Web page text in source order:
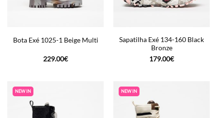
Bota Exé 1025-1 Beige Multi
229.00€
Sapatilha Exé 134-160 Black
Bronze
179.00€
NEW IN NEW IN